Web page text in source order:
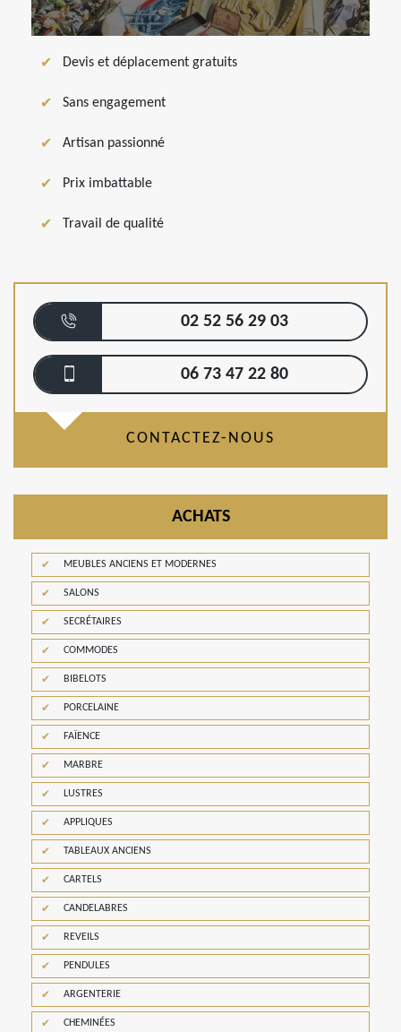
Devis et déplacement gratuits
Sans engagement
Artisan passionné
Prix imbattable
Travail de qualité
02 52 56 29 03
06 73 47 22 80
CONTACTEZ-NOUS
ACHATS
MEUBLES ANCIENS ET MODERNES
SALONS
SECRÉTAIRES
COMMODES
BIBELOTS
PORCELAINE
FAÏENCE
MARBRE
LUSTRES
APPLIQUES
TABLEAUX ANCIENS
CARTELS
CANDELABRES
REVEILS
PENDULES
ARGENTERIE
CHEMINÉES